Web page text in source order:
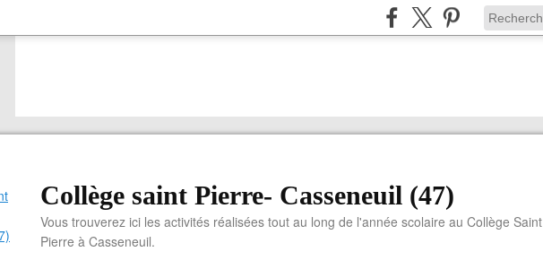
Collège saint Pierre- Casseneuil (47)
Vous trouverez ici les activités réalisées tout au long de l'année scolaire au Collège Saint
Pierre à Casseneuil.